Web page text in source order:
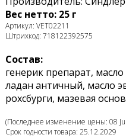
Вес нетто: 25 г
Артикул: VET02211
Штрихкод: 718122392575
Состав:
генерик препарат, масло
ладан античный, масло
рохсбурги, мазевая
(Последнее изменение цены: 08
Срок годности товара: 25.12.2029